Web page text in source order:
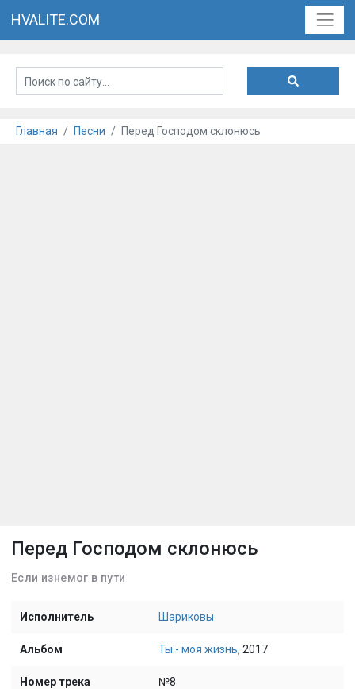
HVALITE.COM
Главная Песни Перед Господом склонюсь
Перед Господом склонюсь
Если изнемог в пути
Исполнитель Шариковы
Альбом Ты - моя жизнь, 2017
Номер трека №8